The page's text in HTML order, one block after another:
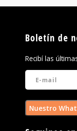
Boletín de
Recibí las
Nuestro